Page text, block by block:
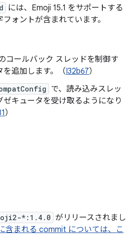
には、Emoji 15.1 をサポートする
ォントが含まれています。
コールバック スレッドを制御す
を追加します。（I32b67）
で、読み込みスレッ
ゼキュータを受け取るようになり
）
*:1.4.0 がリリースされまし
含まれる commit については、こ